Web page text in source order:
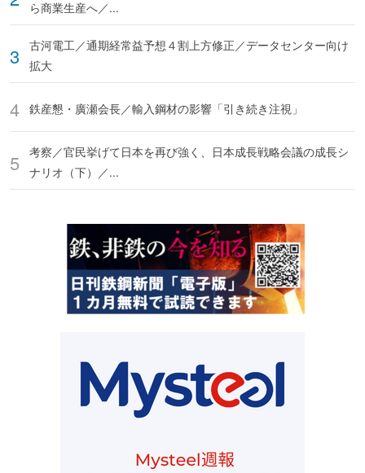
ら商業生産へ／...
古河電工／通期経常益予想４割上方修正／データセンター向け
拡大
鉄産懇・廣瀬会長／輸入鋼材の影響「引き続き注視」
考察／官民挙げて日本を再び強く、日本成長戦略会議の成長シ
ナリオ（下）／...